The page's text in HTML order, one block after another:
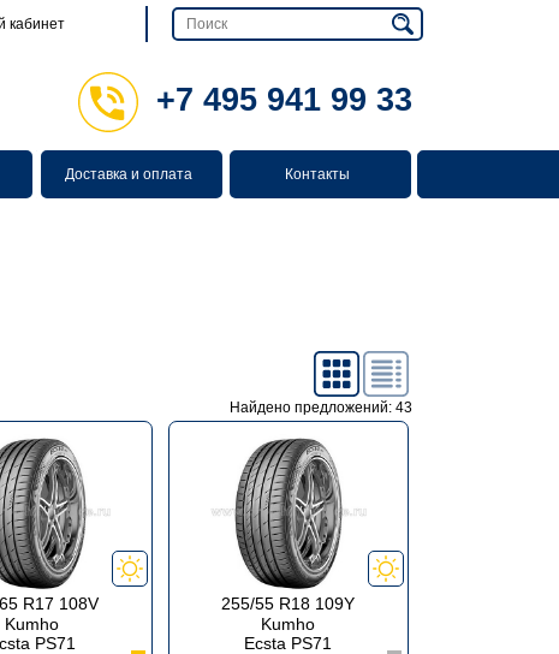
кабинет
+7 495 941 99 33
Доставка и оплата Контакты
Найдено предложений: 43
R17 108V
Kumho
PS71
255/55 R18 109Y
Kumho
Ecsta PS71